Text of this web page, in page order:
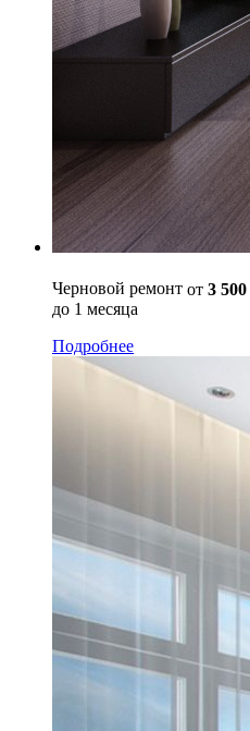
Черновой ремонт от 3 500
до 1 месяца
Подробнее